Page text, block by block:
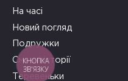
На часі
Новий погляд
Подружки
Смачні історії
Теревеньки
КНОПКА
ЗВ'ЯЗКУ